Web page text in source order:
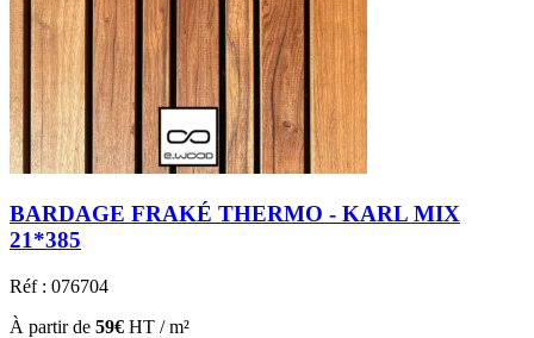
BARDAGE FRAKÉ THERMO - KARL MIX
21*385
Réf : 076704
À partir de 59€ HT / m²